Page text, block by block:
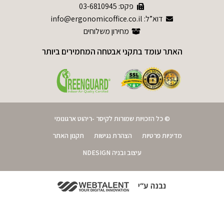
פקס: 03-6810945
דוא”ל: info@ergonomicoffice.co.il
מחירון משלוחים
האתר עומד בתקני אבטחה המחמירים ביותר
© כל הזכויות שמורות לקיסר -ריהוט ארגונומי
מדיניות פרטיות
הצהרת נגישות
תקנון האתר
עיצוב ובניה NDESIGN